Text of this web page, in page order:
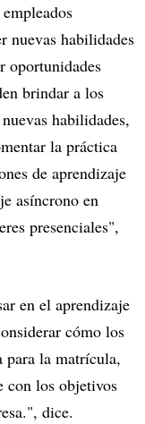
nuevas habilidades
oportunidades
brindar a los
habilidades,
la práctica
de aprendizaje
asíncrono en
presenciales",
en el aprendizaje
cómo los
para la matrícula,
con los objetivos
dice.